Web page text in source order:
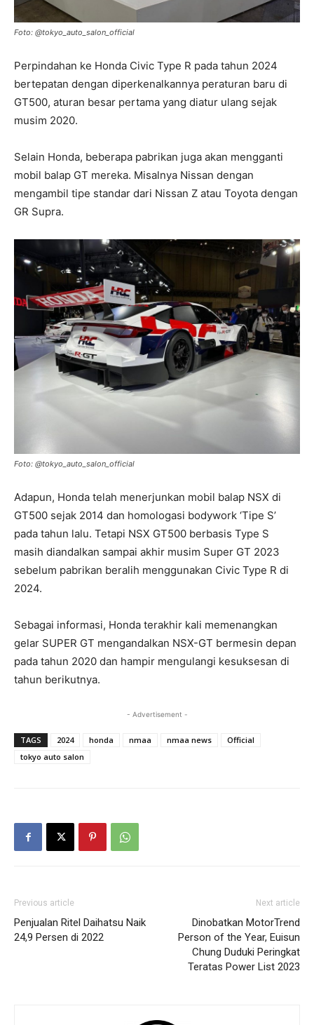
Foto: @tokyo_auto_salon_official
Perpindahan ke Honda Civic Type R pada tahun 2024
bertepatan dengan diperkenalkannya peraturan baru di
GT500, aturan besar pertama yang diatur ulang sejak
musim 2020.
Selain Honda, beberapa pabrikan juga akan mengganti
mobil balap GT mereka. Misalnya Nissan dengan
mengambil tipe standar dari Nissan Z atau Toyota dengan
GR Supra.
Foto: @tokyo_auto_salon_official
Adapun, Honda telah menerjunkan mobil balap NSX di
GT500 sejak 2014 dan homologasi bodywork ‘Tipe S’
pada tahun lalu. Tetapi NSX GT500 berbasis Type S
masih diandalkan sampai akhir musim Super GT 2023
sebelum pabrikan beralih menggunakan Civic Type R di
2024.
Sebagai informasi, Honda terakhir kali memenangkan
gelar SUPER GT mengandalkan NSX-GT bermesin depan
pada tahun 2020 dan hampir mengulangi kesuksesan di
tahun berikutnya.
- Advertisement -
TAGS 2024 honda nmaa nmaa news
Official
tokyo auto salon
Previous article
Penjualan Ritel Daihatsu Naik
24,9 Persen di 2022
Next article
Dinobatkan MotorTrend
Person of the Year, Euisun
Chung Duduki Peringkat
Teratas Power List 2023